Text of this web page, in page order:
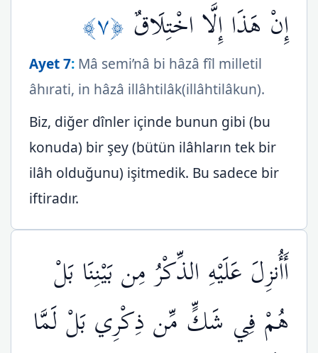
إِنْ هَذَا إِلَّا اخْتِلَاقٌ ﴿٧﴾
Ayet 7: Mâ semi’nâ bi hâzâ fîl milletil
âhırati, in hâzâ illâhtilâk(illâhtilâkun).
Biz, diğer dînler içinde bunun gibi (bu
konuda) bir şey (bütün ilâhların tek bir
ilâh olduğunu) işitmedik. Bu sadece bir
iftiradır.
أَأُنزِلَ عَلَيْهِ الذِّكْرُ مِن بَيْنِنَا بَلْ
هُمْ فِي شَكٍّ مِّن ذِكْرِي بَلْ لَمَّا